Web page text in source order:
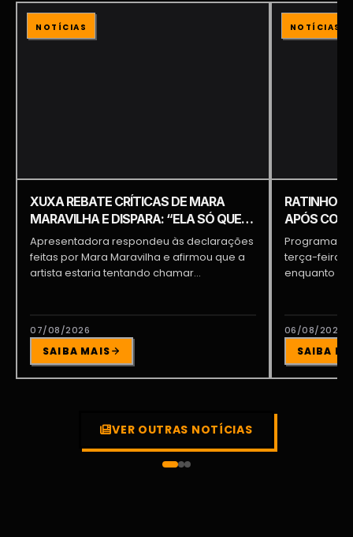
NOTÍCIAS
XUXA REBATE CRÍTICAS DE MARA
MARAVILHA E DISPARA: “ELA SÓ QUER
APARECER”
Apresentadora respondeu às declarações
feitas por Mara Maravilha e afirmou que a
artista estaria tentando chamar...
07/08/2026
SAIBA MAIS
NOTÍCIAS
RATINHO É
APÓS
PIQUILO
Programa
terça-feira
enquanto a
06/08/2026
SAIBA
VER OUTRAS NOTÍCIAS